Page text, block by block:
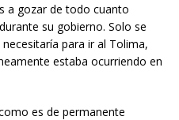
a gozar de todo cuanto
su gobierno. Solo se
para ir al Tolima,
estaba ocurriendo en
es de permanente